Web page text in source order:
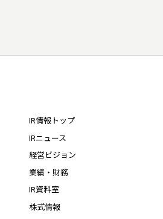
IR情報トップ
IRニュース
経営ビジョン
業績・財務
IR資料室
株式情報